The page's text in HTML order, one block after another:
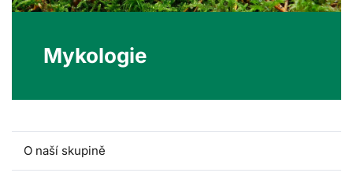
Mykologie
O naší skupině